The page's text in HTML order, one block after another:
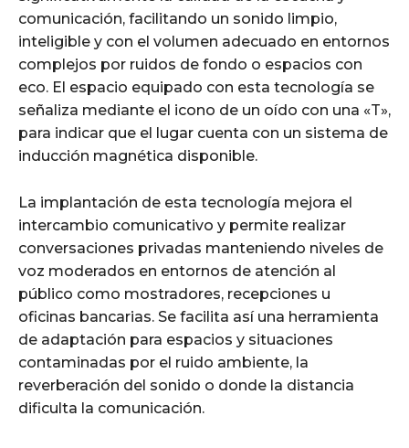
comunicación, facilitando un sonido limpio,
inteligible y con el volumen adecuado en entornos
complejos por ruidos de fondo o espacios con
eco. El espacio equipado con esta tecnología se
señaliza mediante el icono de un oído con una «T»,
para indicar que el lugar cuenta con un sistema de
inducción magnética disponible.
La implantación de esta tecnología mejora el
intercambio comunicativo y permite realizar
conversaciones privadas manteniendo niveles de
voz moderados en entornos de atención al
público como mostradores, recepciones u
oficinas bancarias. Se facilita así una herramienta
de adaptación para espacios y situaciones
contaminadas por el ruido ambiente, la
reverberación del sonido o donde la distancia
dificulta la comunicación.